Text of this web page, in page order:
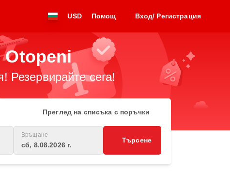
USD Помощ Вход/ Регистрация
Otopeni
Резервирайте сега!
Преглед на списъка с поръчки
Връщане
сб, 8.08.2026 г.
Търсене